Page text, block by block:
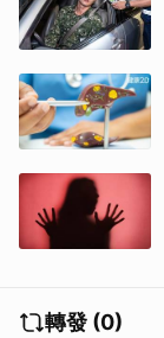
轉發 (0)